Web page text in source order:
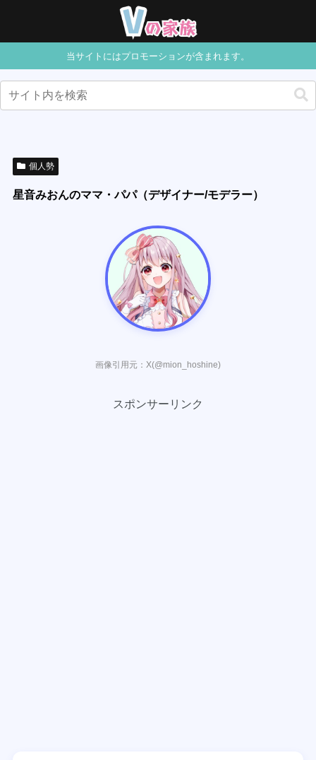
当サイトにはプロモーションが含まれます。
個人勢
星音みおんのママ・パパ（デザイナー/モデラー）
画像引用元：X(@mion_hoshine)
スポンサーリンク